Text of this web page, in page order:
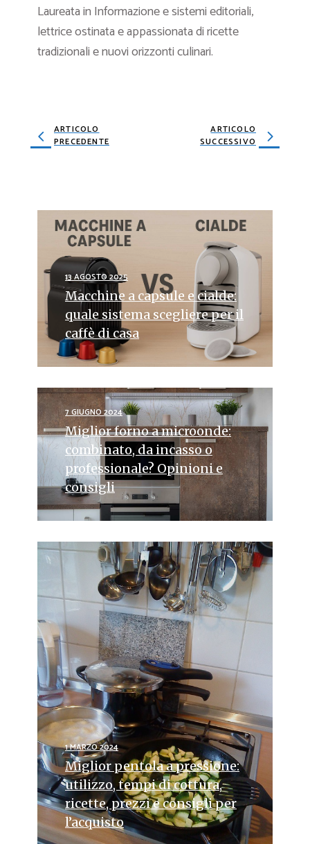
Laureata in Informazione e sistemi editoriali,
lettrice ostinata e appassionata di ricette
tradizionali e nuovi orizzonti culinari.
ARTICOLO
PRECEDENTE
ARTICOLO
SUCCESSIVO
13 AGOSTO 2025
Macchine a capsule e cialde:
quale sistema scegliere per il
caffè di casa
7 GIUGNO 2024
Miglior forno a microonde:
combinato, da incasso o
professionale? Opinioni e
consigli
1 MARZO 2024
Miglior pentola a pressione:
utilizzo, tempi di cottura,
ricette, prezzi e consigli per
l’acquisto